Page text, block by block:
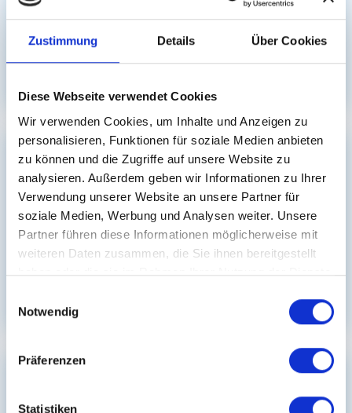
Zustimmung Details Über Cookies
Diese Webseite verwendet Cookies
Wir verwenden Cookies, um Inhalte und Anzeigen zu
personalisieren, Funktionen für soziale Medien anbieten
zu können und die Zugriffe auf unsere Website zu
analysieren. Außerdem geben wir Informationen zu Ihrer
Verwendung unserer Website an unsere Partner für
soziale Medien, Werbung und Analysen weiter. Unsere
Partner führen diese Informationen möglicherweise mit
weiteren Daten zusammen, die Sie ihnen bereitgestellt
haben oder die sie im Rahmen Ihrer Nutzung der Dienste
Notwendig
Präferenzen
Statistiken
Bis zu € 4.000 netto MTRA (m/w/d) Work &
Travel - Kleve
Gesundheits- und Krankenpflegehelfer/in
Bis zu € 4.000 netto Krankenpfleger (m/w/d) in
Work & Travel - Kleve
over 3 years ago